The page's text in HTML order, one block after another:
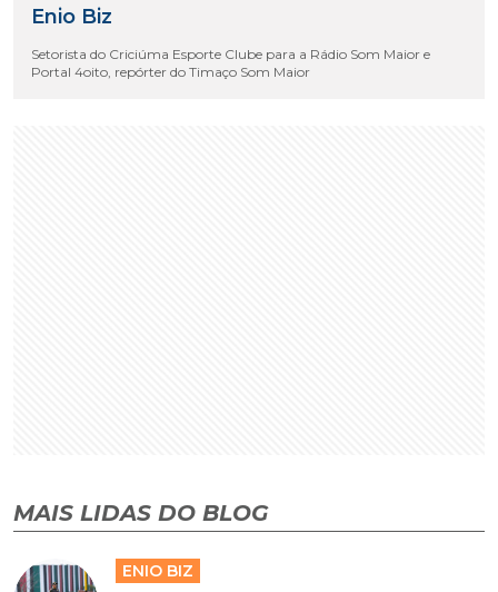
Enio Biz
Setorista do Criciúma Esporte Clube para a Rádio Som Maior e
Portal 4oito, repórter do Timaço Som Maior
MAIS LIDAS DO BLOG
ENIO BIZ